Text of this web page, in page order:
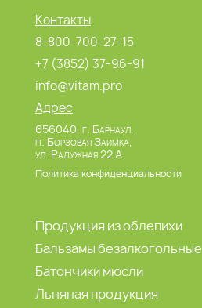
Контакты
8-800-700-27-15
+7 (3852) 37-96-91
info@vitam.pro
Адрес
656040, г. Барнаул,
п. Борзовая Заимка,
ул. Радужная 22 А
Политика конфиденциальности
Продукция из облепихи
Бальзамы безалкогольные
Батончики мюсли
Льняная продукция